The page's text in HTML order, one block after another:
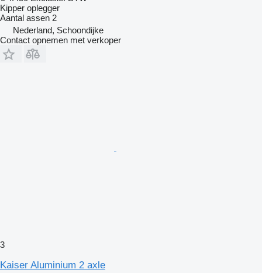
Kipper oplegger
Aantal assen 2
Nederland, Schoondijke
Contact opnemen met verkoper
3
Kaiser Aluminium 2 axle